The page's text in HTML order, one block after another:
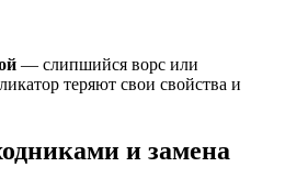
— слипшийся ворс или
теряют свои свойства и
и замена